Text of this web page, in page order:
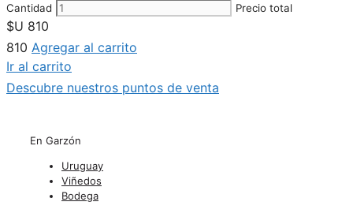
Cantidad
Precio total
$U 810
810 Agregar al carrito
Ir al carrito
Descubre nuestros puntos de venta
En Garzón
Uruguay
Viñedos
Bodega